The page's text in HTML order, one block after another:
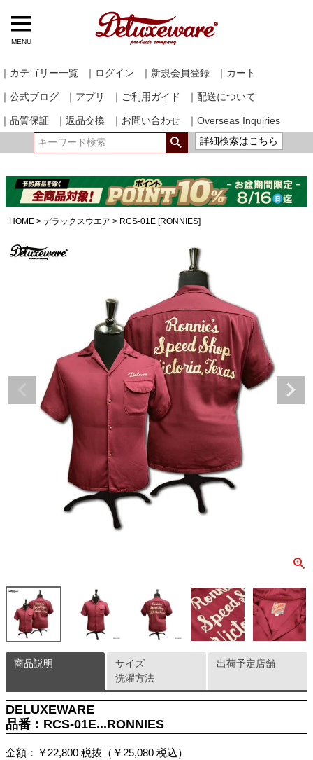
MENU
｜カテゴリー一覧 ｜ログイン ｜新規会員登録 ｜カート
｜公式ブログ ｜アプリ ｜ご利用ガイド ｜配送について
｜品質保証 ｜返品交換 ｜お問い合わせ
｜Overseas Inquiries
詳細検索はこちら
HOME デラックスウエア RCS-01E [RONNIES]
商品説明
DELUXEWARE
品番：RCS-01E...RONNIES
金額：￥22,800 税抜（￥25,080 税込）
サイズ
洗濯方法
出荷予定店舗